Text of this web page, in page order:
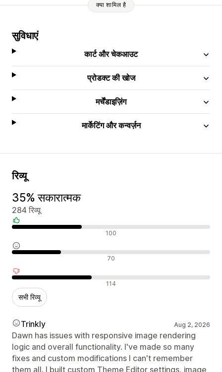
क्या शामिल है
सुविधाएं
कार्ट और चेकआउट
प्रोडक्ट की खोज
मर्चेंडाइज़िंग
मार्केटिंग और कन्वर्ज़न
रिव्यू
35% सकारात्मक
284 रिव्यू
सकारात्मक रिव्यू 100
न्यूट्रल रिव्यू 70
नकारात्मक रिव्यू 114
सभी रिव्यू
Trinkly Aug 2, 2026
Dawn has issues with responsive image rendering
logic and overall functionality. I've made so many
fixes and custom modifications I can't remember
them all. I built custom Theme Editor settings, image